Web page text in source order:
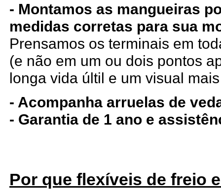
- Montamos as mangueiras
medidas corretas para sua
Prensamos os terminais em
(e não em um ou dois pontos
longa vida últil e um visual
- Acompanha arruelas de
- Garantia de 1 ano e
Por que flexíveis de freio